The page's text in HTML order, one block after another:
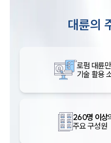
대륜의
로펌 대륜만
기술 활용
260명 이상
주요 구성원